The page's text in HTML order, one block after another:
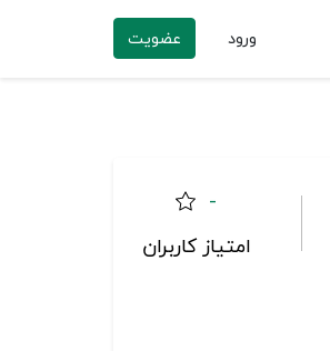
ورود عضویت
-
امتیاز کاربران